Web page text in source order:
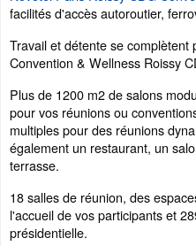
facilités d'accès autoroutier,
Travail et détente se
Convention & Wellness Roissy
Plus de 1200 m2 de salons
pour vos réunions ou
multiples pour des réunions
également un restaurant, un
terrasse.
18 salles de réunion, des
l'accueil de vos participants et
présidentielle.